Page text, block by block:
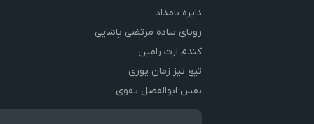
دایره بامداد
رویای ساده مرتضی پاشایی
کندم ازت رامین
تیغ تیز زمان پوری
نفس ابوالفضل تقوی